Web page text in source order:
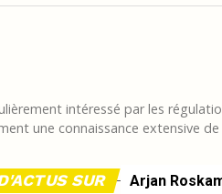
intéressé par les
une connaissance extensive
SUR Arjan